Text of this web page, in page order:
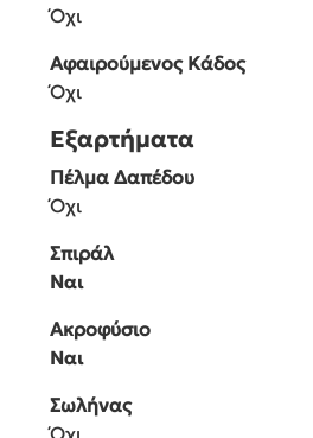
Όχι
Αφαιρούμενος Κάδος
Όχι
Εξαρτήματα
Πέλμα Δαπέδου
Όχι
Σπιράλ
Ναι
Ακροφύσιο
Ναι
Σωλήνας